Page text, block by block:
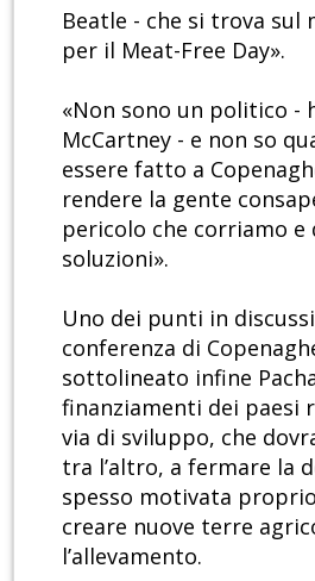
Beatle - che si trova sul
per il Meat-Free Day».
«Non sono un politico -
McCartney - e non so
essere fatto a
rendere la gente
pericolo che corriamo e
soluzioni».
Uno dei punti in
conferenza di
sottolineato infine
finanziamenti dei paesi
via di sviluppo, che
tra l’altro, a fermare la
spesso motivata
creare nuove terre
l’allevamento.